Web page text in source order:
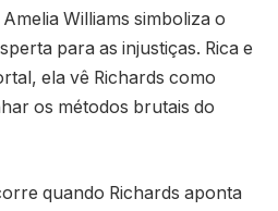
Williams simboliza o
para as injustiças. Rica e
ela vê Richards como
os métodos brutais do
quando Richards aponta